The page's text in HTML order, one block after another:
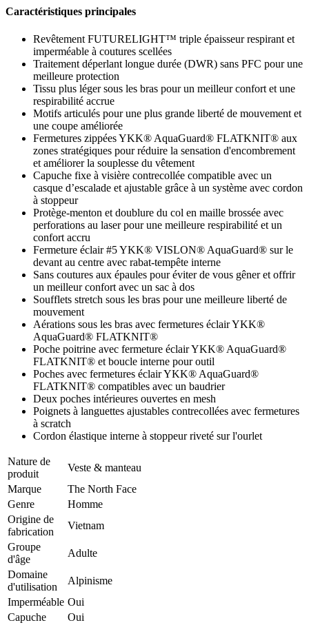
Caractéristiques principales
Revêtement FUTURELIGHT™ triple épaisseur respirant et
imperméable à coutures scellées
Traitement déperlant longue durée (DWR) sans PFC pour une
meilleure protection
Tissu plus léger sous les bras pour un meilleur confort et une
respirabilité accrue
Motifs articulés pour une plus grande liberté de mouvement et
une coupe améliorée
Fermetures zippées YKK® AquaGuard® FLATKNIT® aux
zones stratégiques pour réduire la sensation d'encombrement
et améliorer la souplesse du vêtement
Capuche fixe à visière contrecollée compatible avec un
casque d’escalade et ajustable grâce à un système avec cordon
à stoppeur
Protège-menton et doublure du col en maille brossée avec
perforations au laser pour une meilleure respirabilité et un
confort accru
Fermeture éclair #5 YKK® VISLON® AquaGuard® sur le
devant au centre avec rabat-tempête interne
Sans coutures aux épaules pour éviter de vous gêner et offrir
un meilleur confort avec un sac à dos
Soufflets stretch sous les bras pour une meilleure liberté de
mouvement
Aérations sous les bras avec fermetures éclair YKK®
AquaGuard® FLATKNIT®
Poche poitrine avec fermeture éclair YKK® AquaGuard®
FLATKNIT® et boucle interne pour outil
Poches avec fermetures éclair YKK® AquaGuard®
FLATKNIT® compatibles avec un baudrier
Deux poches intérieures ouvertes en mesh
Poignets à languettes ajustables contrecollées avec fermetures
à scratch
Cordon élastique interne à stoppeur riveté sur l'ourlet
Nature de
produit
Veste & manteau
Marque
The North Face
Genre
Homme
Origine de
fabrication
Vietnam
Groupe
d'âge
Adulte
Domaine
d'utilisation
Alpinisme
Imperméable Oui
Capuche
Oui